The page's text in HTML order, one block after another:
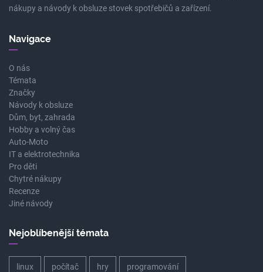
nákupy a návody k obsluze stovek spotřebičů a zařízení.
Navigace
O nás
Témata
Značky
Návody k obsluze
Dům, byt, zahrada
Hobby a volný čas
Auto-Moto
IT a elektrotechnika
Pro děti
Chytré nákupy
Recenze
Jiné návody
Nejoblíbenější témata
linux počítač hry programování